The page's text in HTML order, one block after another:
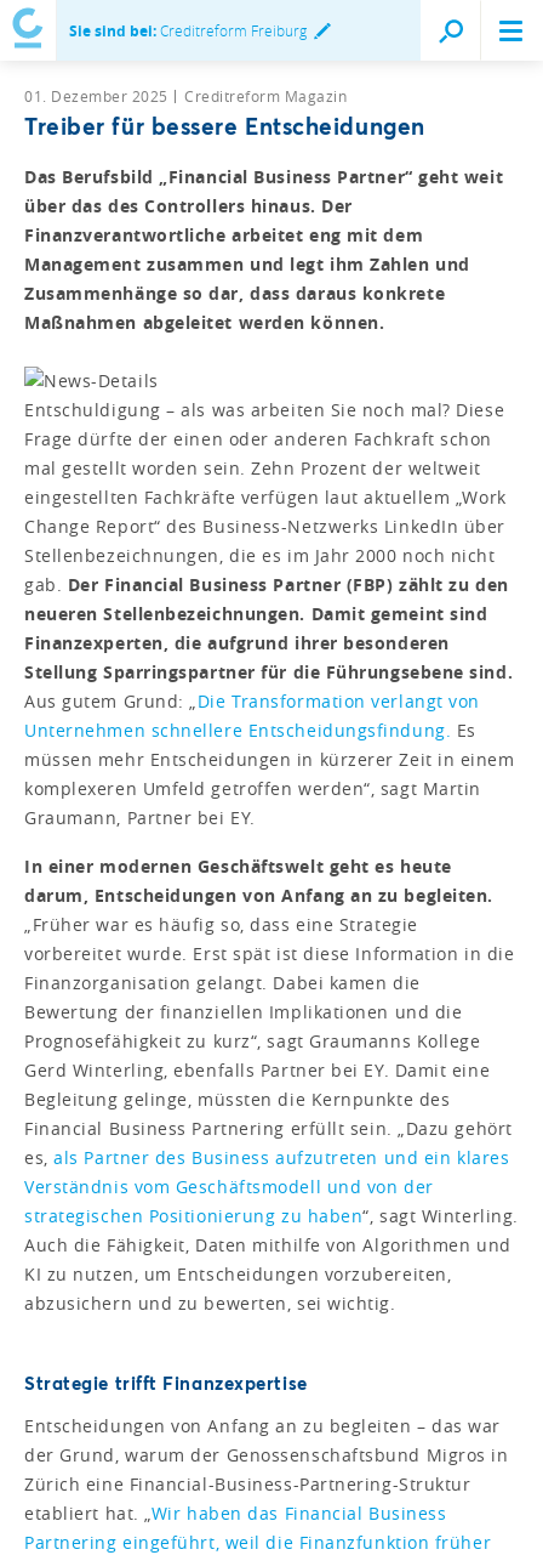
Sie sind bei:Creditreform Freiburg
01. Dezember 2025 Creditreform Magazin
Treiber für bessere Entscheidungen
Das Berufsbild „Financial Business Partner“ geht weit
über das des Controllers hinaus. Der
Finanzverantwortliche arbeitet eng mit dem
Management zusammen und legt ihm Zahlen und
Zusammenhänge so dar, dass daraus konkrete
Maßnahmen abgeleitet werden können.
Entschuldigung – als was arbeiten Sie noch mal? Diese
Frage dürfte der einen oder anderen Fachkraft schon
mal gestellt worden sein. Zehn Prozent der weltweit
eingestellten Fachkräfte verfügen laut aktuellem „Work
Change Report“ des Business-Netzwerks Linked­In über
Stellenbezeichnungen, die es im Jahr 2000 noch nicht
gab. Der Financial Business Partner (FBP) zählt zu den
neueren Stellenbezeichnungen. Damit gemeint sind
Finanzexperten, die aufgrund ihrer besonderen
Stellung Sparringspartner für die Führungsebene sind.
Aus gutem Grund: „Die Transformation verlangt von
Unternehmen schnellere Entscheidungsfindung. Es
müssen mehr Entscheidungen in kürzerer Zeit in einem
komplexeren Umfeld getroffen werden“, sagt Martin
Graumann, Partner bei EY.
In einer modernen Geschäftswelt geht es heute
darum, Entscheidungen von Anfang an zu begleiten.
„Früher war es häufig so, dass eine Strategie
vorbereitet wurde. Erst spät ist diese Information in die
Fi­nanzorganisation gelangt. Dabei kamen die
Bewertung der finanziellen Implikationen und die
Prognosefähigkeit zu kurz“, sagt Graumanns Kollege
Gerd Winterling, ebenfalls Partner bei EY. Damit eine
Begleitung gelinge, müssten die Kernpunkte des
Financial Business Partnering erfüllt sein. „Dazu gehört
es,als Partner des Business aufzutreten und ein klares
Verständnis vom Geschäftsmodell und von der
strategischen Positionierung zu haben“, sagt Winterling.
Auch die Fähigkeit, Daten mithilfe von Algorithmen und
KI zu nutzen, um Entscheidungen vorzubereiten,
abzusichern und zu bewerten, sei wichtig.
Strategie trifft Finanzexpertise
Entscheidungen von Anfang an zu begleiten – das war
der Grund, warum der Genossenschaftsbund Migros in
Zürich eine Financial-Business-Partnering-Struktur
etabliert hat. „Wir haben das Financial Business
Partnering eingeführt, weil die Finanzfunktion früher